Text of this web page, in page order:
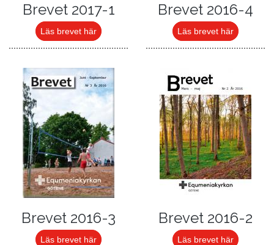
Brevet 2017-1
Läs brevet här
Brevet 2016-4
Läs brevet här
Brevet 2016-3
Läs brevet här
Brevet 2016-2
Läs brevet här